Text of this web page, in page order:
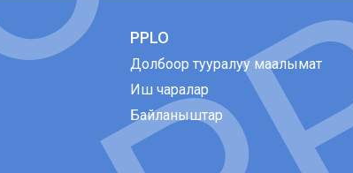
PPLO
Долбоор тууралуу маалымат
Иш чаралар
Байланыштар